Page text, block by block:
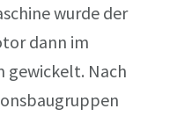
wurde der
dann im
gewickelt. Nach